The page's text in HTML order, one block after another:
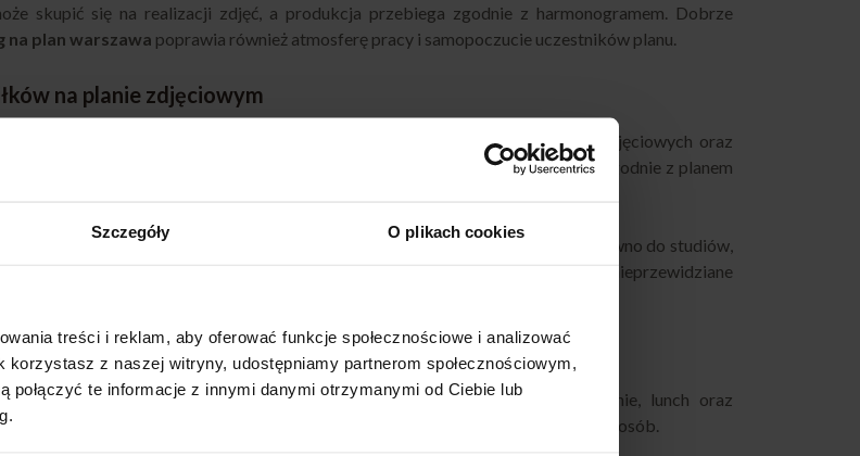
Szczegóły O plikach cookies
treści i reklam, aby oferować funkcje społecznościowe i analizować
z naszej witryny, udostępniamy partnerom społecznościowym,
połączyć te informacje z innymi danymi otrzymanymi od Ciebie lub
skupić się na realizacji zdjęć, a produkcja przebiega zgodnie z harmonogramem. Dobrze
na plan warszawa poprawia również atmosferę pracy i samopoczucie uczestników planu.
na planie zdjęciowym
zaczyna się od ustalenia liczby osób, godzin zdjęciowych oraz
dopasowujemy harmonogram posiłków, aby były podawane punktualnie i zgodnie z planem
w Warszawie może zmieniać miejsce realizacji, przygotowujemy dostawy zarówno do studiów,
temu jesteśmy elastyczni i możemy reagować na zmiany godzin pracy oraz nieprzewidziane
czy wybrane posiłki?
może obejmować pełne wyżywienie, czyli śniadanie, drugie śniadanie, lunch oraz
sprawdza się w przypadku wielogodzinnych produkcji i większej liczby osób.